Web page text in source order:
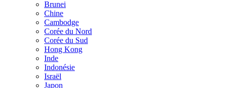
Brunei
Chine
Cambodge
Corée du Nord
Corée du Sud
Hong Kong
Inde
Indonésie
Israël
Japon